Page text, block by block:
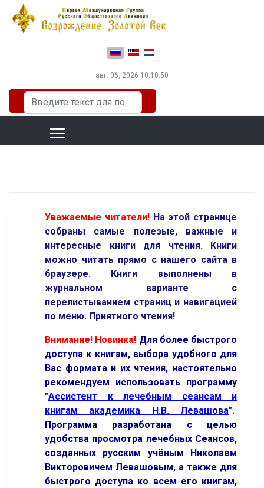
Выберите язык
авг. 06, 2026 10:10:51
Искать...
Уважаемые читатели! На этой странице
собраны самые полезые, важные и
интересные книги для чтения.
Книги
можно читать прямо с нашего сайта в
браузере.
Книги выполнены в
журнальном варианте с
перелистыванием страниц и навигацией
по меню. Приятного чтения!
Внимание! Новинка! Для более быстрого
доступа к книгам, выбора удобного для
Вас формата и их чтения, настоятельно
рекомендуем использовать программу
"Ассистент к лечебным сеансам и
книгам академика Н.В. Левашова".
Программа разработана с целью
удобства просмотра лечебных Сеансов,
созданных русским учёным Николаем
Викторовичем Левашовым, а также для
быстрого доступа ко всем его книгам,